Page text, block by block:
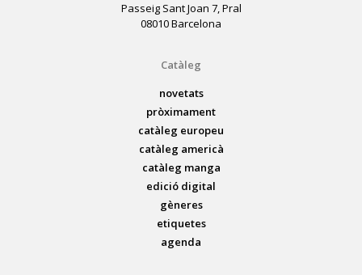
Passeig Sant Joan 7, Pral
08010 Barcelona
Catàleg
novetats
pròximament
catàleg europeu
catàleg americà
catàleg manga
edició digital
gèneres
etiquetes
agenda